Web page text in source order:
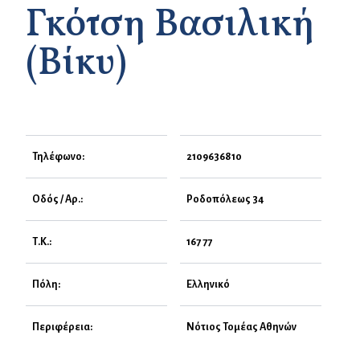
Γκότση Βασιλική
(Βίκυ)
Τηλέφωνο: 2109636810
Οδός / Αρ.: Ροδοπόλεως 34
Τ.Κ.: 167 77
Πόλη: Ελληνικό
Περιφέρεια: Νότιος Τομέας Αθηνών